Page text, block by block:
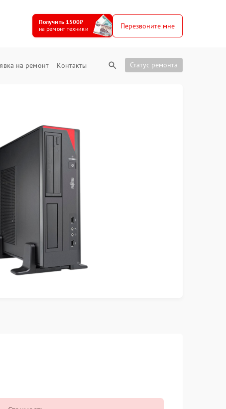
Получить 1500₽
на ремонт техники
Перезвоните мне
на ремонт Контакты Статус ремонта